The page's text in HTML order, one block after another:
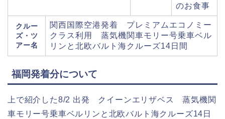
のお食事
クルー
ズ・ツ
アー名
関西国際空港発着 プレミアムエコノミー
クラス利用 蒸気機関車モリー号乗車ベル
リンと北欧バルト海クルーズ14日間
福岡発着分について
上で紹介した8/2 出発 クイーンエリザベス 蒸気機関
車モリー号乗車ベルリンと北欧バルト海クルーズ14日